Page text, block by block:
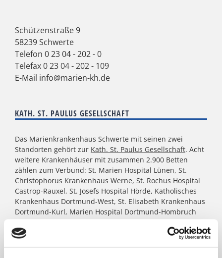
Schützenstraße 9
58239 Schwerte
Telefon 0 23 04 - 202 - 0
Telefax 0 23 04 - 202 - 109
E-Mail info@marien-kh.de
KATH. ST. PAULUS GESELLSCHAFT
Das Marienkrankenhaus Schwerte mit seinen zwei
Standorten gehört zur Kath. St. Paulus Gesellschaft. Acht
weitere Krankenhäuser mit zusammen 2.900 Betten
zählen zum Verbund: St. Marien Hospital Lünen, St.
Christophorus Krankenhaus Werne, St. Rochus Hospital
Castrop-Rauxel, St. Josefs Hospital Hörde, Katholisches
Krankenhaus Dortmund-West, St. Elisabeth Krankenhaus
Dortmund-Kurl, Marien Hospital Dortmund-Hombruch
sowie für das St. Johannes Hospital im Zentrum von
Dortmund. Darüber hinaus agieren unter dem Paulus-
Dach Altenheime und eine Jugendhilfe-Einrichtung. Die